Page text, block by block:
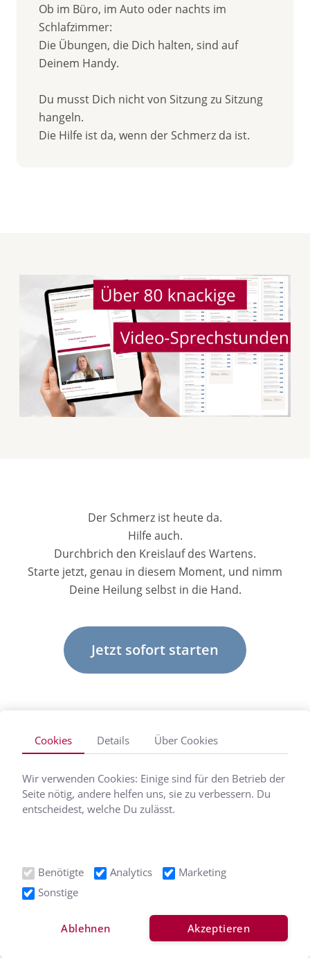
Cookies Details Über Cookies
Wir verwenden Cookies: Einige sind für den Betrieb der
Seite nötig, andere helfen uns, sie zu verbessern. Du
entscheidest, welche Du zulässt.
Benötigte Analytics
Marketing
Sonstige
Ablehnen Akzeptieren
Ob im Büro, im Auto oder nachts im
Schlafzimmer:
Die Übungen, die Dich halten, sind auf
Deinem Handy.
Du musst Dich nicht von Sitzung zu Sitzung
hangeln.
Die Hilfe ist da, wenn der Schmerz da ist.
Der Schmerz ist heute da.
Hilfe auch.
Durchbrich den Kreislauf des Wartens.
Starte jetzt, genau in diesem Moment, und nimm
Deine Heilung selbst in die Hand.
Jetzt sofort starten
Weitere häufige Fragen:
Funktioniert das auch, wenn ich mich schon
Ich bin unsicher, ob ich mich trennen will.
Hilft mir der Kurs bei dieser Entscheidung?